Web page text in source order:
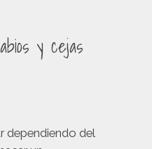
y cejas
dependiendo del